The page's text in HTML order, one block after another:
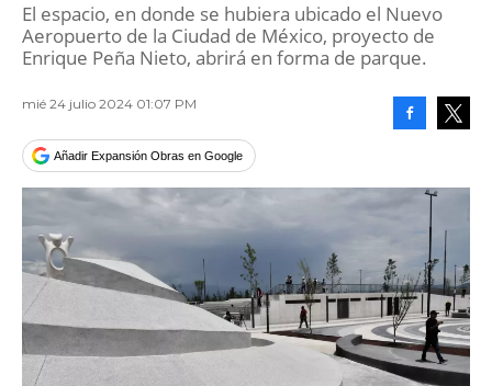
El espacio, en donde se hubiera ubicado el Nuevo
Aeropuerto de la Ciudad de México, proyecto de
Enrique Peña Nieto, abrirá en forma de parque.
mié 24 julio 2024 01:07 PM
Añadir Expansión Obras en Google